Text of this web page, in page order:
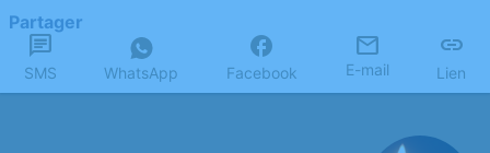
Partager
SMS WhatsApp Facebook E-mail Lien